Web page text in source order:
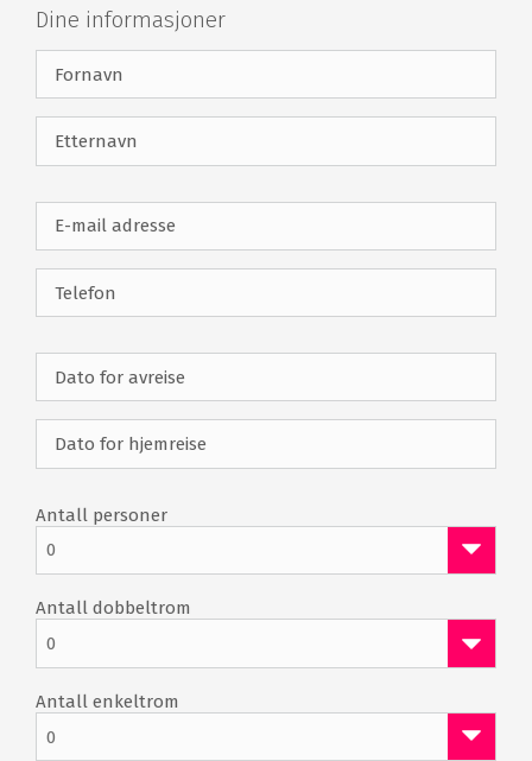
behandlingspaviljonger. Resortet har en 100 meter lang
infinity-lagune som munner ut i en privat strand, samt
restitusjon etter en runde golf eller en dag i byen.
– en anerkjent 18-hullsbane med flott beliggenhet langs
vannet. Klubben har utmerkede treningsfasiliteter og
flere spisesteder. I tillegg finnes det mange andre
hotellet.
Park Hyatt Dubai Creek fasiliteter
257 rom
Restauranter
Bar
Treningsstudio
Strand
Dine informasjoner
Antall personer
0
Antall dobbeltrom
0
Antall enkeltrom
0